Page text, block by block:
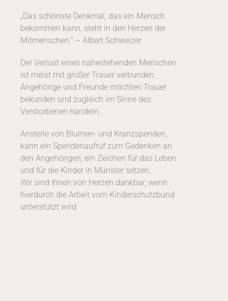
„Das schönste Denkmal, das ein Mensch
bekommen kann, steht in den Herzen der
Mitmenschen.“ – Albert Schweizer
Der Verlust eines nahestehenden Menschen
ist meist mit großer Trauer verbunden.
Angehörige und Freunde möchten Trauer
bekunden und zugleich im Sinne des
Verstorbenen handeln.
Anstelle von Blumen- und Kranzspenden,
kann ein Spendenaufruf zum Gedenken an
den Angehörigen, ein Zeichen für das Leben
und für die Kinder in Münster setzen.
Wir sind Ihnen von Herzen dankbar, wenn
hierdurch die Arbeit vom Kinderschutzbund
unterstützt wird.